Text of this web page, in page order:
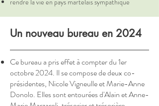
rendre la vie en pays martelais sympathique
Un nouveau bureau en 2024
Ce bureau a pris effet à compter du 1er
octobre 2024. Il se compose de deux co-
présidentes, Nicole Vigneulle et Marie-Anne
Donolo. Elles sont entourées d'Alain et Anne-